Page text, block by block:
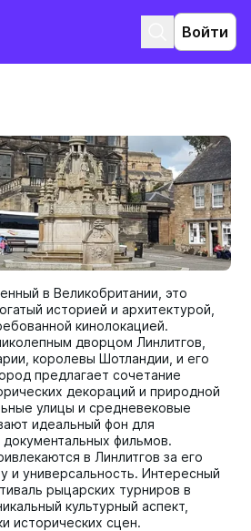
Войти
в Великобритании, это
историей и архитектурой,
кинолокацией.
дворцом Линлитгов,
королевы Шотландии, и его
предлагает сочетание
декораций и природной
улицы и средневековые
идеальный фон для
фильмов.
в Линлитгов за его
и универсальность. Интересный
рыцарских турниров в
культурный аспект,
исторических сцен.